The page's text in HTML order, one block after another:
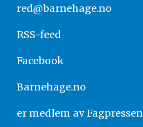
red@barnehage.no
RSS-feed
Facebook
Barnehage.no
er medlem av Fagpressen